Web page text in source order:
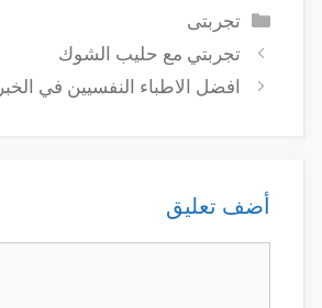
التصنيفات
تجربتى
تجربتي مع حليب الشوك
افضل الاطباء النفسيين في الخبر
أضف تعليق